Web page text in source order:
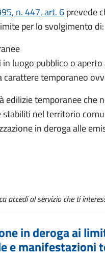
n. 447, art. 6prevede
per lo svolgimento di:
luogo pubblico o aperto
carattere temporaneo
edilizie temporanee che
nel territorio
in deroga alle
accedi al servizio che ti
in deroga ai
e manifestazioni